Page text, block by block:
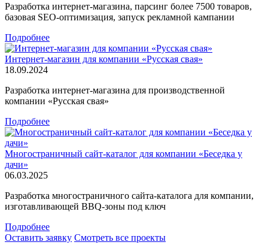
Разработка интернет-магазина, парсинг более 7500 товаров,
базовая SEO-оптимизация, запуск рекламной кампании
Подробнее
Интернет-магазин для компании «Русская свая»
18.09.2024
Разработка интернет-магазина для производственной
компании «Русская свая»
Подробнее
Многостраничный сайт-каталог для компании «Беседка у
дачи»
06.03.2025
Разработка многостраничного сайта-каталога для компании,
изготавливающей BBQ-зоны под ключ
Подробнее
Оставить заявку Смотреть все проекты